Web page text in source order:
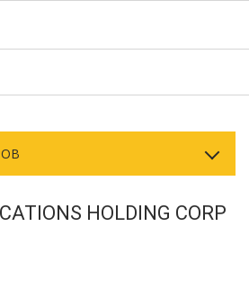
HOLDING CORP